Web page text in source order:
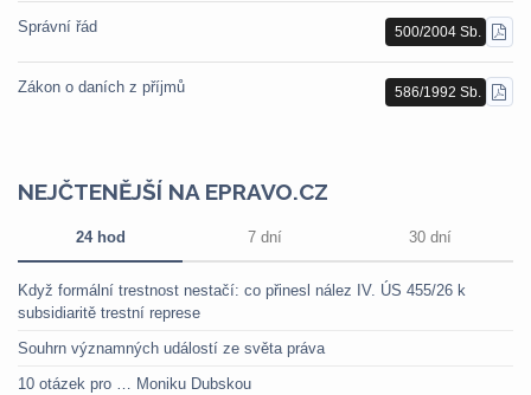
Správní řád 500/2004 Sb.
PDF
Zákon o daních z příjmů 586/1992 Sb.
PDF
NEJČTENĚJŠÍ NA EPRAVO.CZ
24 hod 7 dní 30 dní
Když formální trestnost nestačí: co přinesl nález IV. ÚS 455/26 k
subsidiaritě trestní represe
Souhrn významných událostí ze světa práva
10 otázek pro … Moniku Dubskou